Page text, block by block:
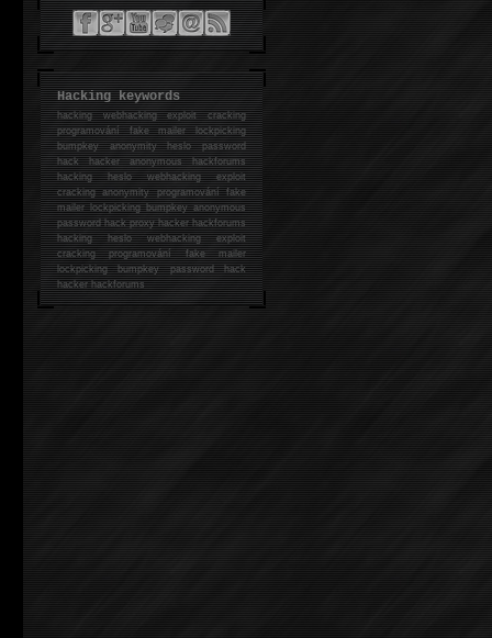
Hacking keywords
hackingwebhacking exploit cracking
programování fake mailer lockpicking
bumpkey anonymity heslo password
hackhacker anonymous hackforums
hackingheslo webhacking exploit
cracking anonymity programování fake
mailer lockpicking bumpkey anonymous
password hack proxy hacker hackforums
hacking heslo webhacking exploit
cracking programování fake mailer
lockpicking bumpkey password hack
hackerhackforums